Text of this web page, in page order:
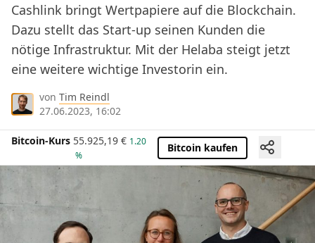
Cashlink bringt Wertpapiere auf die Blockchain.
Dazu stellt das Start-up seinen Kunden die
nötige Infrastruktur. Mit der Helaba steigt jetzt
eine weitere wichtige Investorin ein.
von Tim Reindl
27.06.2023, 16:02
Bitcoin-Kurs 55.925,19 € 1.20
%
Bitcoin kaufen